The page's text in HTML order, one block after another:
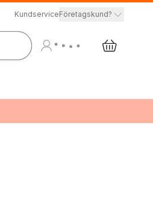
KundserviceFöretagskund?